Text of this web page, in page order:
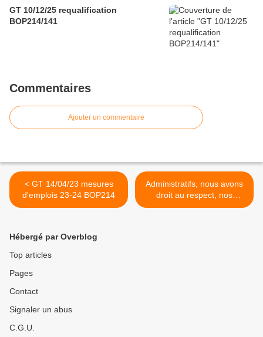
GT 10/12/25 requalification
BOP214/141
Commentaires
Ajouter un commentaire
< GT 14/04/23 mesures
d'emplois 23-24 BOP214
Administratifs, nous avons
droit au respect, nos
gestionnaires aussi ! >
Hébergé par Overblog
Top articles
Pages
Contact
Signaler un abus
C.G.U.